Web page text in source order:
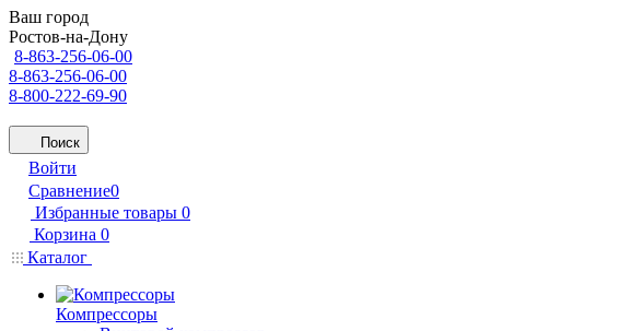
Ваш город
Ростов-на-Дону
8-863-256-06-00
8-863-256-06-00
8-800-222-69-90
Поиск
Войти
Сравнение0
Избранные товары 0
Корзина 0
Каталог
Компрессоры